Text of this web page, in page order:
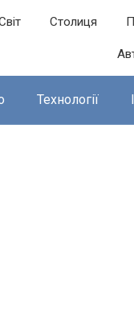
Столиця
Технології